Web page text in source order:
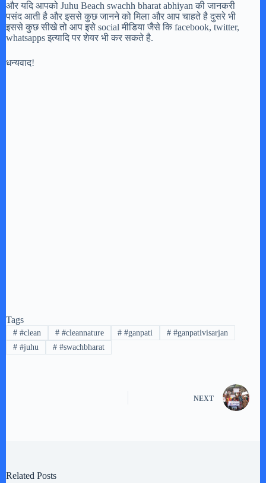
और यदि आपको Juhu Beach swachh bharat abhiyan की जानकरी
पसंद आती है और इससे कुछ जानने को मिला और आप चाहते है दुसरे भी
इससे कुछ सीखे तो आप इसे social मीडिया जैसे कि facebook, twitter,
whatsapps इत्यादि पर शेयर भी कर सकते है.
धन्यवाद!
Tags
##clean ##cleannature # #ganpati # #ganpativisarjan
##juhu ##swachbharat
NEXT
Related Posts